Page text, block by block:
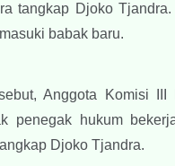
tangkap Djoko
babak baru.
Anggota Komisi
penegak hukum
Djoko Tjandra.